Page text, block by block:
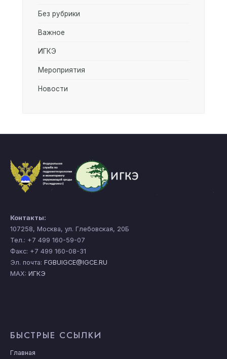
Без рубрики
Важное
ИГКЭ
Мероприятия
Новости
Контакты:
107258, Москва, ул. Глебовская, 20Б
Тел.: +7 499 160-59-07
Факс: +7 499 160-08-31
Эл. почта: FGBUIGCE@IGCE.RU
MAX: ИГКЭ
БЫСТРЫЕ ССЫЛКИ
Главная